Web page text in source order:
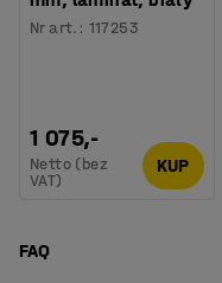
Nr art. : 117253
1 075,-
Netto (bez
VAT)
KUP
FAQ